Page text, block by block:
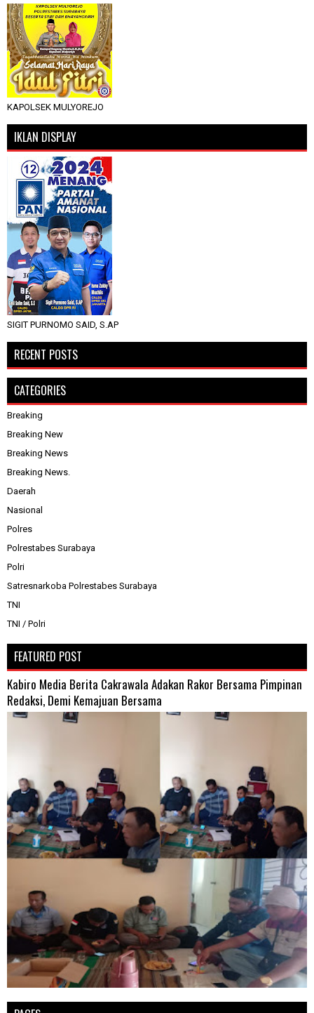
KAPOLSEK MULYOREJO
IKLAN DISPLAY
SIGIT PURNOMO SAID, S.AP
RECENT POSTS
CATEGORIES
Breaking
Breaking New
Breaking News
Breaking News.
Daerah
Nasional
Polres
Polrestabes Surabaya
Polri
Satresnarkoba Polrestabes Surabaya
TNI
TNI / Polri
FEATURED POST
Kabiro Media Berita Cakrawala Adakan Rakor Bersama Pimpinan
Redaksi, Demi Kemajuan Bersama